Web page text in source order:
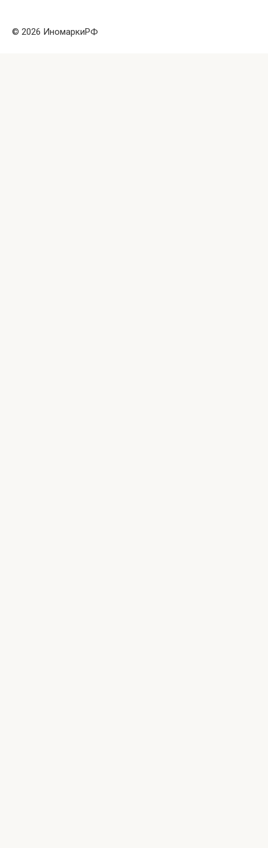
© 2026 ИномаркиРФ